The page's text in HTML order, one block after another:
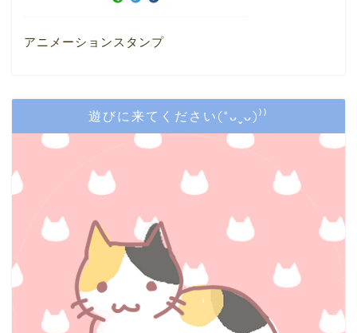
アニメーションスタンプ
遊びに来てください(*ᴗˬᴗ)⁾⁾